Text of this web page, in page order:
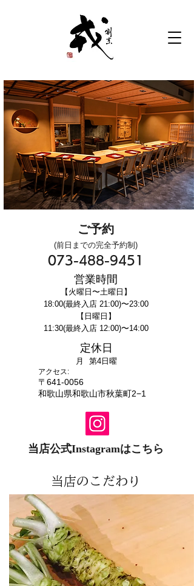
ご予約
(前日までの完全予約制)
073-488-9451
営業時間
【火曜日〜土曜日】
18:00(最終入店 21:00)〜23:00
【日 曜日】
11:30(最終入店 12:00)〜14:00
定休日
月第4 日曜
アクセス:
〒641-0056
和歌山県和歌山市秋葉町2−1
当店公式Instagramはこちら
当店のこだわり